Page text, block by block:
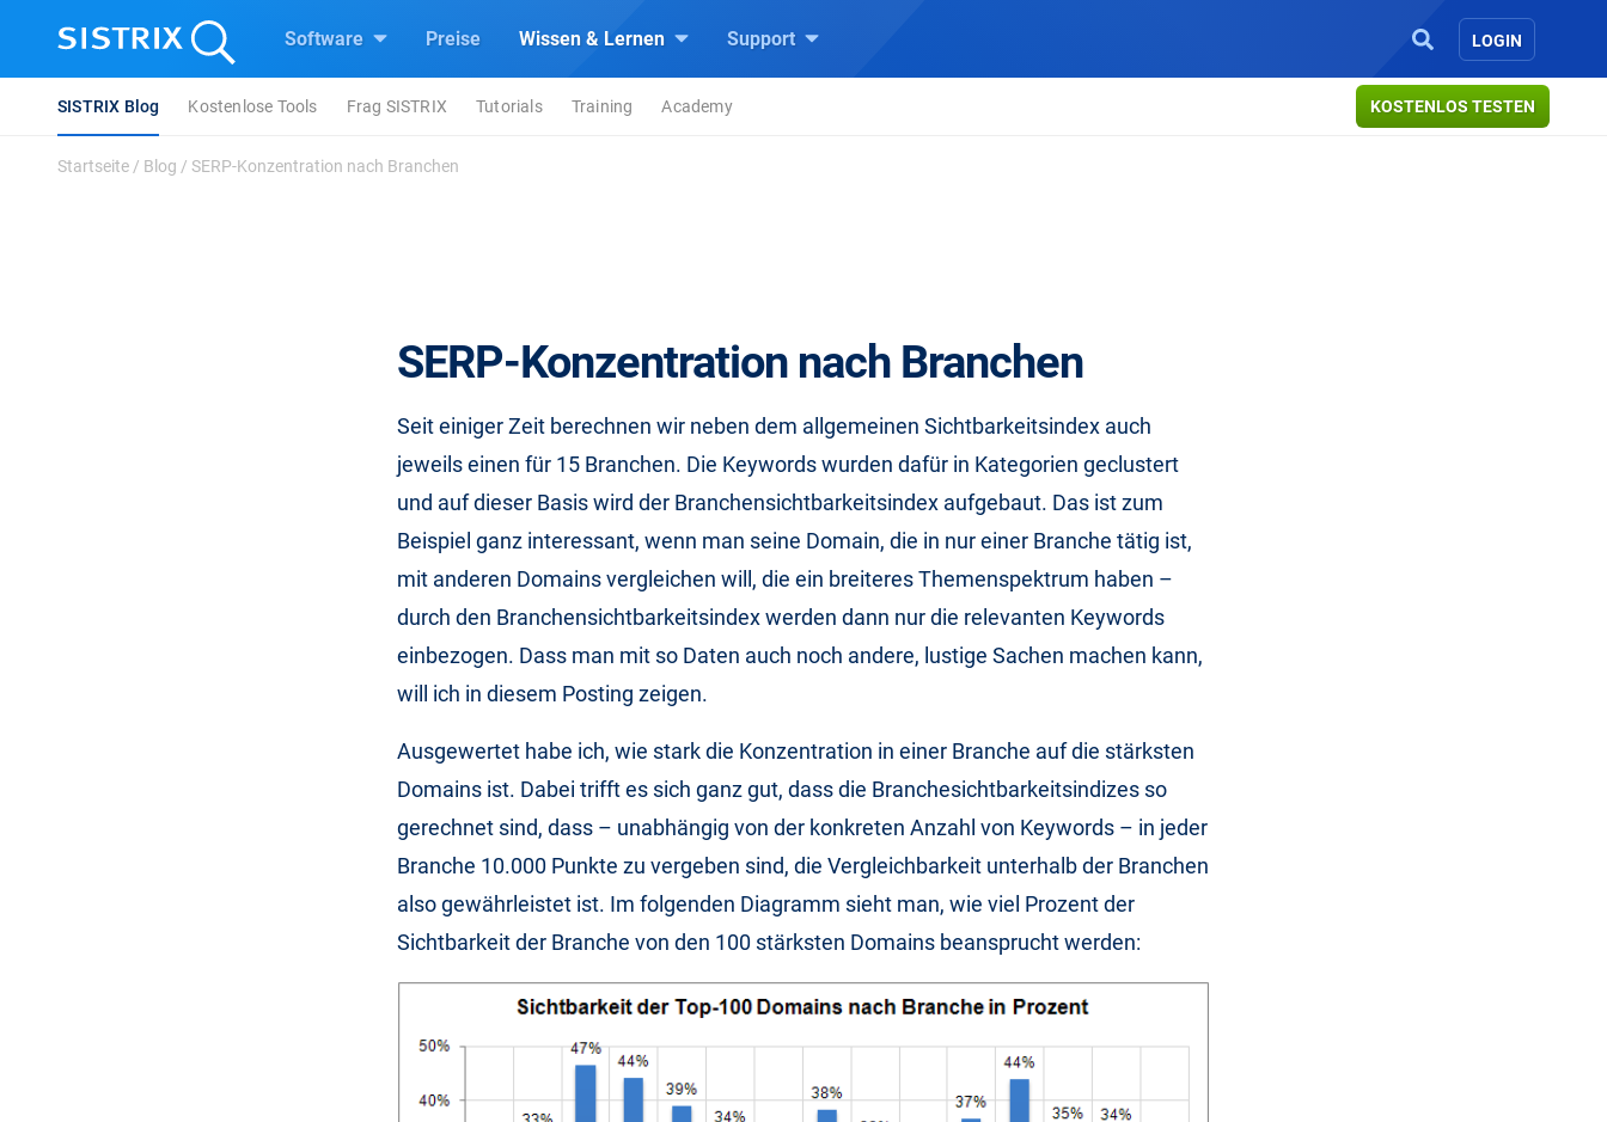
Software Preise Wissen & Lernen Support LOGIN
KOSTENLOS TESTEN
SISTRIX Blog Kostenlose Tools Frag SISTRIX Tutorials Training Academy
Startseite / Blog / SERP-Konzentration nach Branchen
SERP-Konzentration nach Branchen
Seit einiger Zeit berechnen wir neben dem allgemeinen Sichtbarkeitsindex auch
jeweils einen für 15 Branchen. Die Keywords wurden dafür in Kategorien geclustert
und auf dieser Basis wird der Branchensichtbarkeitsindex aufgebaut. Das ist zum
Beispiel ganz interessant, wenn man seine Domain, die in nur einer Branche tätig ist,
mit anderen Domains vergleichen will, die ein breiteres Themenspektrum haben –
durch den Branchensichtbarkeitsindex werden dann nur die relevanten Keywords
einbezogen. Dass man mit so Daten auch noch andere, lustige Sachen machen kann,
will ich in diesem Posting zeigen.
Ausgewertet habe ich, wie stark die Konzentration in einer Branche auf die stärksten
Domains ist. Dabei trifft es sich ganz gut, dass die Branchesichtbarkeitsindizes so
gerechnet sind, dass – unabhängig von der konkreten Anzahl von Keywords – in jeder
Branche 10.000 Punkte zu vergeben sind, die Vergleichbarkeit unterhalb der Branchen
also gewährleistet ist. Im folgenden Diagramm sieht man, wie viel Prozent der
Sichtbarkeit der Branche von den 100 stärksten Domains beansprucht werden: